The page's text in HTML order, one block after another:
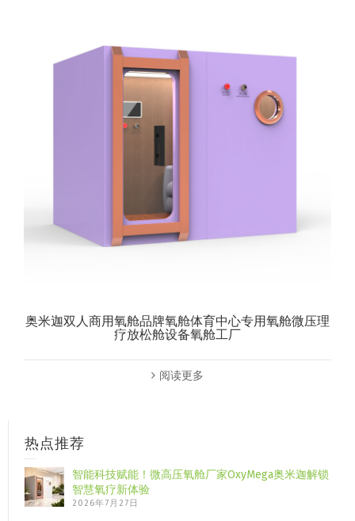
奥米迦双人商用氧舱品牌氧舱体育中心专用氧舱微压理
疗放松舱设备氧舱工厂
阅读更多
热点推荐
智能科技赋能！微高压氧舱厂家OxyMega奥米迦解锁
智慧氧疗新体验
2026年7月27日